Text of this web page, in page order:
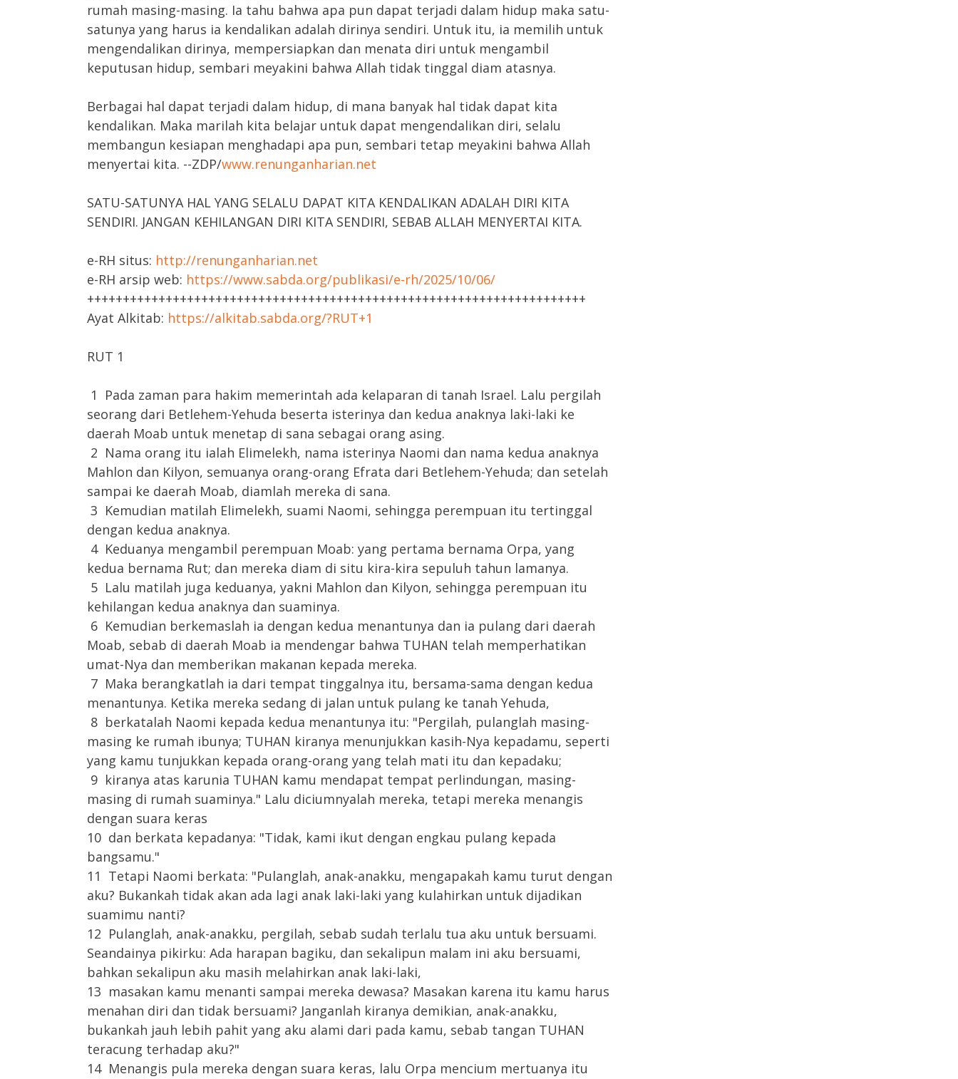
rumah masing-masing. Ia tahu bahwa apa pun dapat terjadi dalam hidup maka satu-
satunya yang harus ia kendalikan adalah dirinya sendiri. Untuk itu, ia memilih untuk
mengendalikan dirinya, mempersiapkan dan menata diri untuk mengambil
keputusan hidup, sembari meyakini bahwa Allah tidak tinggal diam atasnya.
Berbagai hal dapat terjadi dalam hidup, di mana banyak hal tidak dapat kita
kendalikan. Maka marilah kita belajar untuk dapat mengendalikan diri, selalu
membangun kesiapan menghadapi apa pun, sembari tetap meyakini bahwa Allah
menyertai kita. --ZDP/www.renunganharian.net
SATU-SATUNYA HAL YANG SELALU DAPAT KITA KENDALIKAN ADALAH DIRI KITA
SENDIRI. JANGAN KEHILANGAN DIRI KITA SENDIRI, SEBAB ALLAH MENYERTAI KITA.
e-RH situs: http://renunganharian.net
e-RH arsip web: https://www.sabda.org/publikasi/e-rh/2025/10/06/
++++++++++++++++++++++++++++++++++++++++++++++++++++++++++++++++++++++
Ayat Alkitab: https://alkitab.sabda.org/?RUT+1
RUT 1
1 Pada zaman para hakim memerintah ada kelaparan di tanah Israel. Lalu pergilah
seorang dari Betlehem-Yehuda beserta isterinya dan kedua anaknya laki-laki ke
daerah Moab untuk menetap di sana sebagai orang asing.
2 Nama orang itu ialah Elimelekh, nama isterinya Naomi dan nama kedua anaknya
Mahlon dan Kilyon, semuanya orang-orang Efrata dari Betlehem-Yehuda; dan setelah
sampai ke daerah Moab, diamlah mereka di sana.
3 Kemudian matilah Elimelekh, suami Naomi, sehingga perempuan itu tertinggal
dengan kedua anaknya.
4 Keduanya mengambil perempuan Moab: yang pertama bernama Orpa, yang
kedua bernama Rut; dan mereka diam di situ kira-kira sepuluh tahun lamanya.
5 Lalu matilah juga keduanya, yakni Mahlon dan Kilyon, sehingga perempuan itu
kehilangan kedua anaknya dan suaminya.
6 Kemudian berkemaslah ia dengan kedua menantunya dan ia pulang dari daerah
Moab, sebab di daerah Moab ia mendengar bahwa TUHAN telah memperhatikan
umat-Nya dan memberikan makanan kepada mereka.
7 Maka berangkatlah ia dari tempat tinggalnya itu, bersama-sama dengan kedua
menantunya. Ketika mereka sedang di jalan untuk pulang ke tanah Yehuda,
8 berkatalah Naomi kepada kedua menantunya itu: "Pergilah, pulanglah masing-
masing ke rumah ibunya; TUHAN kiranya menunjukkan kasih-Nya kepadamu, seperti
yang kamu tunjukkan kepada orang-orang yang telah mati itu dan kepadaku;
9 kiranya atas karunia TUHAN kamu mendapat tempat perlindungan, masing-
masing di rumah suaminya." Lalu diciumnyalah mereka, tetapi mereka menangis
dengan suara keras
10 dan berkata kepadanya: "Tidak, kami ikut dengan engkau pulang kepada
bangsamu."
11 Tetapi Naomi berkata: "Pulanglah, anak-anakku, mengapakah kamu turut dengan
aku? Bukankah tidak akan ada lagi anak laki-laki yang kulahirkan untuk dijadikan
suamimu nanti?
12 Pulanglah, anak-anakku, pergilah, sebab sudah terlalu tua aku untuk bersuami.
Seandainya pikirku: Ada harapan bagiku, dan sekalipun malam ini aku bersuami,
bahkan sekalipun aku masih melahirkan anak laki-laki,
13 masakan kamu menanti sampai mereka dewasa? Masakan karena itu kamu harus
menahan diri dan tidak bersuami? Janganlah kiranya demikian, anak-anakku,
bukankah jauh lebih pahit yang aku alami dari pada kamu, sebab tangan TUHAN
teracung terhadap aku?"
14 Menangis pula mereka dengan suara keras, lalu Orpa mencium mertuanya itu